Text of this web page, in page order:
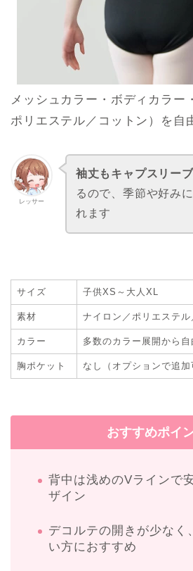
メッシュカラー・ボディカラー
ポリエステル／コットン）を自
レッサー
袖丈もキャプスリー
るので、季節や好み
れます
サイズ 子供XS～大人XL
素材 ナイロン／ポリエステ
カラー 多数のカラー展開から
胸ポケット なし（オプションで追加
おすすめポイ
背中は浅めのVラインで
ザイン
デコルテの開きが少なく
い方におすすめ